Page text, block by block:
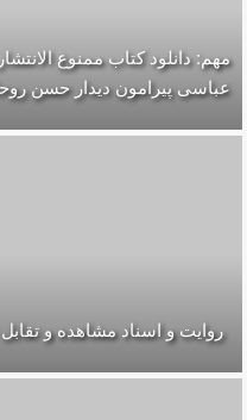
مهم: دانلود کتاب ممنوع
عباسی پیرامون دیدار حسن
روایت و اسناد مشاهده و تقابل